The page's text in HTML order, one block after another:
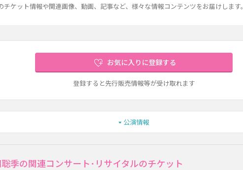
ケット情報や関連画像、動画、記事など、様々な情報コンテンツをお届けします。
お気に入りに登録する
登録すると先行販売情報等が受け取れます
公演情報
季の関連コンサート･リサイタルのチケット